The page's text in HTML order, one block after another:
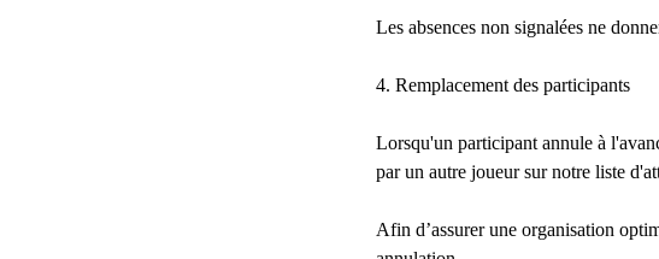
Les absences non signalées ne
4. Remplacement des participants
Lorsqu'un participant annule à
par un autre joueur sur notre liste
Afin d’assurer une organisation